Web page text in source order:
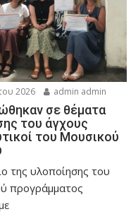
2026 admin admin
σε θέματα
του άγχους
του Μουσικού
της υλοποίησης του
προγράμματος